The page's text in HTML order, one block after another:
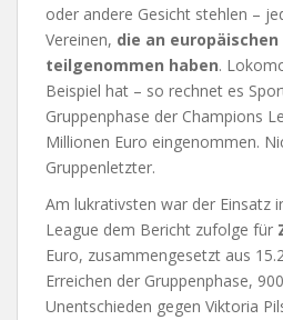
oder andere Gesicht stehlen –
Vereinen, die an
teilgenommen haben.
Beispiel hat – so rechnet es
Gruppenphase der Champions
Millionen Euro eingenommen.
Gruppenletzter.
Am lukrativsten war der Einsatz
League dem Bericht zufolge für
Euro, zusammengesetzt aus
Erreichen der Gruppenphase,
Unentschieden gegen Viktoria